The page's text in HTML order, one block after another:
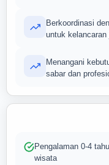
Berkoordinasi
untuk kelancaran
Menangani
sabar dan
Pengalaman 0-4
wisata